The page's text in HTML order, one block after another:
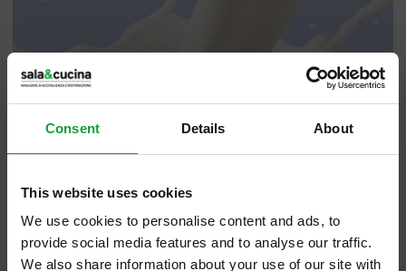
Consent Details About
This website uses cookies
We use cookies to personalise content and ads, to
provide social media features and to analyse our traffic.
We also share information about your use of our site with